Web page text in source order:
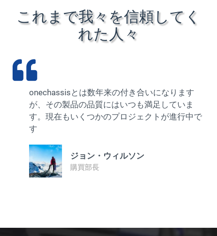
これまで我々を信頼してく
れた人々
onechassisとは数年来の付き合いになります
が、その製品の品質にはいつも満足していま
す。現在もいくつかのプロジェクトが進行中で
す
ジョン・ウィルソン
購買部長